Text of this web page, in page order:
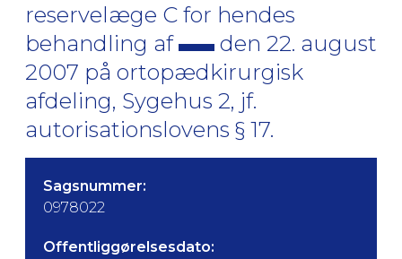
reservelæge C for hendes
behandling af
den 22. august
2007 på ortopædkirurgisk
afdeling, Sygehus 2, jf.
autorisationslovens § 17.
Sagsnummer:
0978022
Offentliggørelsesdato: